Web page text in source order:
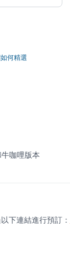
何精選
下連結進行預訂：